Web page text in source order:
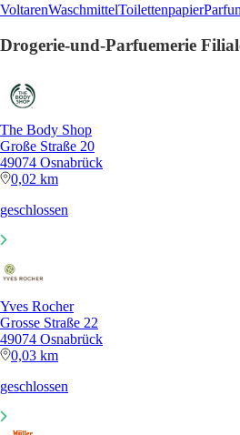
VoltarenWaschmittelToilettenpapier
Drogerie-und-Parfuemerie
The Body Shop
Große Straße 20
49074 Osnabrück
0,02 km
geschlossen
Yves Rocher
Grosse Straße 22
49074 Osnabrück
0,03 km
geschlossen